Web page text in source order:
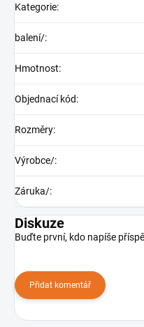
Kategorie:
balení/:
Hmotnost:
Objednací kód:
Rozměry:
Výrobce/:
Záruka/:
Diskuze
Buďte první, kdo napíše
Přidat komentář